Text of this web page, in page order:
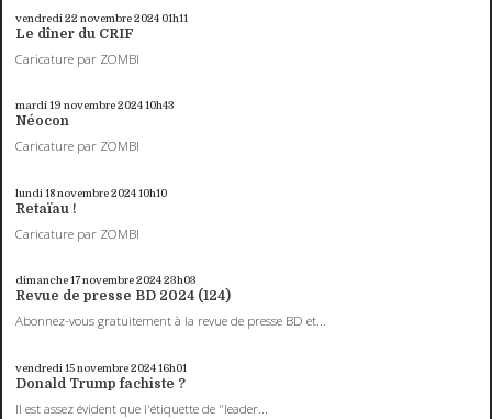
vendredi 22 novembre 2024 01h11
Le dîner du CRIF
Caricature par ZOMBI
mardi 19 novembre 202410h43
Néocon
Caricature par ZOMBI
lundi 18novembre 202410h10
Retaïau !
Caricature par ZOMBI
dimanche 17novembre 202423h03
Revue de presse BD 2024 (124)
Abonnez-vous gratuitement à la revue de presse BD et...
vendredi 15novembre 202416h01
Donald Trump fachiste ?
Il est assez évident que l'étiquette de "leader...